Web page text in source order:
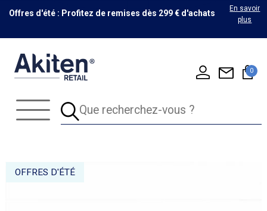
Offres d'été : Profitez de remises dès 299 € d'achats
En savoir
plus
0
OFFRES D'ÉTÉ